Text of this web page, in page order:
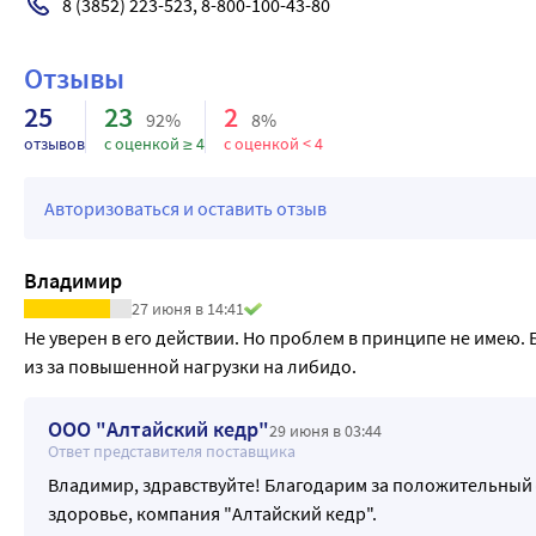
тракта.
•Трава ортилии однобокой обладает
применяется в урологии (циститы, нефриты, пиелонефриты,
используются как противовоспалительное средство для
8 (3852) 223-523, 8-800-100-43-80
Отзывы
25
отзывов
23 92%
с оценкой ≥ 4
2 8%
с оценкой < 4
Авторизоваться и оставить отзыв
Владимир
27 июня в 14:41
Не уверен в его действии. Но проблем в принципе не имею.
из за повышенной нагрузки на либидо.
ООО "Алтайский кедр"29 июня в 03:44
Ответ представителя поставщика
Владимир, здравствуйте! Благодарим за
здоровье, компания "Алтайский кедр".